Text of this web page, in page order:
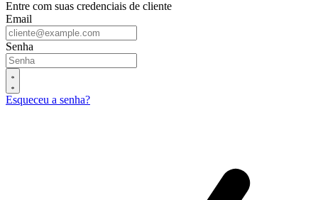
Entre com suas credenciais de cliente
Email
Senha
Esqueceu a senha?